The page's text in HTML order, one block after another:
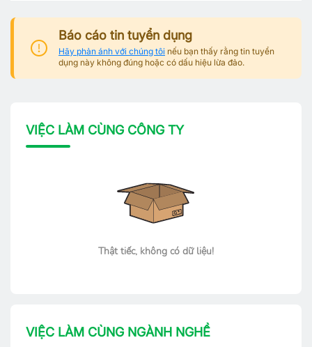
Báo cáo tin tuyển dụng
Hãy phản ánh với chúng tôi nếu bạn thấy rằng tin tuyển
dụng này không đúng hoặc có dấu hiệu lừa đảo.
VIỆC LÀM CÙNG CÔNG TY
Thật tiếc, không có dữ liệu!
VIỆC LÀM CÙNG NGÀNH NGHỀ